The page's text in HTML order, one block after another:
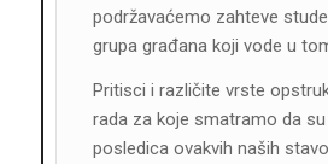
podržavaćemo zahteve
grupa građana koji vode u
Pritisci i različite vrste
rada za koje smatramo da
posledica ovakvih naših